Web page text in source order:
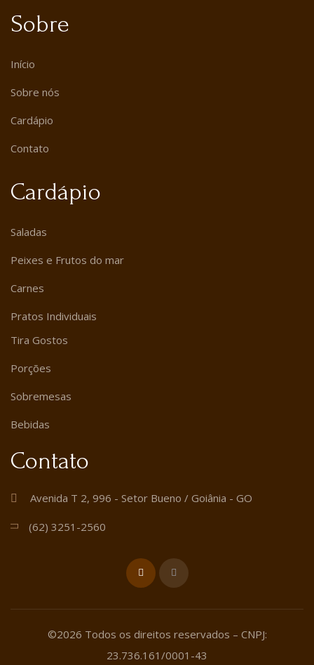
Sobre
Início
Sobre nós
Cardápio
Contato
Cardápio
Saladas
Peixes e Frutos do mar
Carnes
Pratos Individuais
Tira Gostos
Porções
Sobremesas
Bebidas
Contato
Avenida T 2, 996 - Setor Bueno / Goiânia - GO
(62) 3251-2560
©2026 Todos os direitos reservados – CNPJ:
23.736.161/0001-43